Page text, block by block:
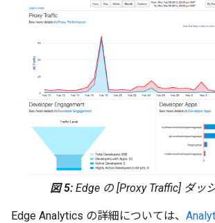
図 5: Edge の [Proxy Traffic] ダッ
Edge Analytics の詳細については、